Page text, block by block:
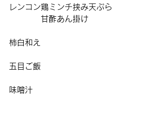
レンコン鶏ミンチ挟み天ぷら
甘酢あん掛け
柿白和え
五目ご飯
味噌汁